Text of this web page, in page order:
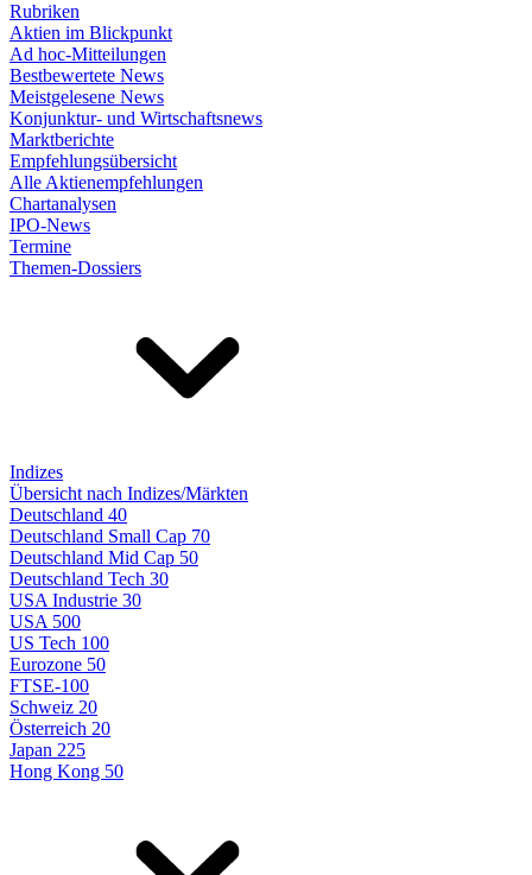
Rubriken
Aktien im Blickpunkt
Ad hoc-Mitteilungen
Bestbewertete News
Meistgelesene News
Konjunktur- und Wirtschaftsnews
Marktberichte
Empfehlungsübersicht
Alle Aktienempfehlungen
Chartanalysen
IPO-News
Termine
Themen-Dossiers
Indizes
Übersicht nach Indizes/Märkten
Deutschland 40
Deutschland Small Cap 70
Deutschland Mid Cap 50
Deutschland Tech 30
USA Industrie 30
USA 500
US Tech 100
Eurozone 50
FTSE-100
Schweiz 20
Österreich 20
Japan 225
Hong Kong 50